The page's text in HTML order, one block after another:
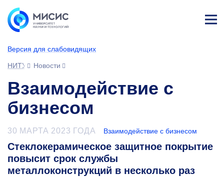
Версия для слабовидящих
НИТУ МИСИС
Новости
Взаимодействие с
бизнесом
30 МАРТА 2023 ГОДА Взаимодействие с бизнесом
Стеклокерамическое защитное покрытие
повысит срок службы
металлоконструкций в несколько раз